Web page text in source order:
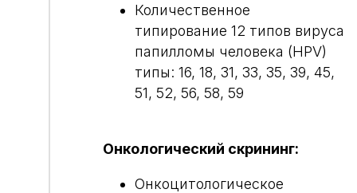
Количественное
типирование 12 типов вируса
папилломы человека (HPV)
типы: 16, 18, 31, 33, 35, 39, 45,
51, 52, 56, 58, 59
Онкологический скрининг:
Онкоцитологическое